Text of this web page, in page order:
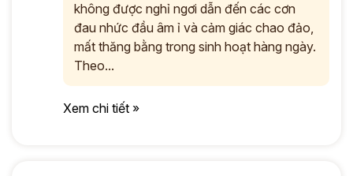
không được nghỉ ngơi dẫn đến các cơn
đau nhức đầu âm ỉ và cảm giác chao đảo,
mất thăng bằng trong sinh hoạt hàng ngày.
Theo...
Xem chi tiết »